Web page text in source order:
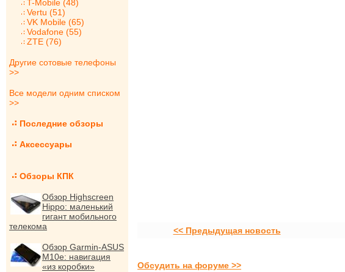
T-Mobile (48)
Vertu (51)
VK Mobile (65)
Vodafone (55)
ZTE (76)
Другие сотовые телефоны
>>
Все модели одним списком
>>
Последние обзоры
Аксессуары
Обзоры КПК
Обзор Highscreen
Hippo: маленький
гигант мобильного
телекома
Обзор Garmin-ASUS
M10e: навигация
«из коробки»
<< Предыдущая новость
Обсудить на форуме >>